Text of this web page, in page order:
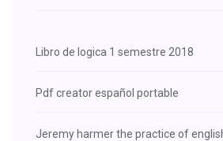
Libro de logica 1 semestre 2018
Pdf creator español portable
Jeremy harmer the practice of